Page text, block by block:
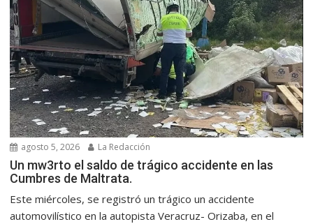
agosto 5, 2026 La Redacción
Un mw3rto el saldo de trágico accidente en las
Cumbres de Maltrata.
Este miércoles, se registró un trágico un accidente
automovilístico en la autopista Veracruz- Orizaba, en el